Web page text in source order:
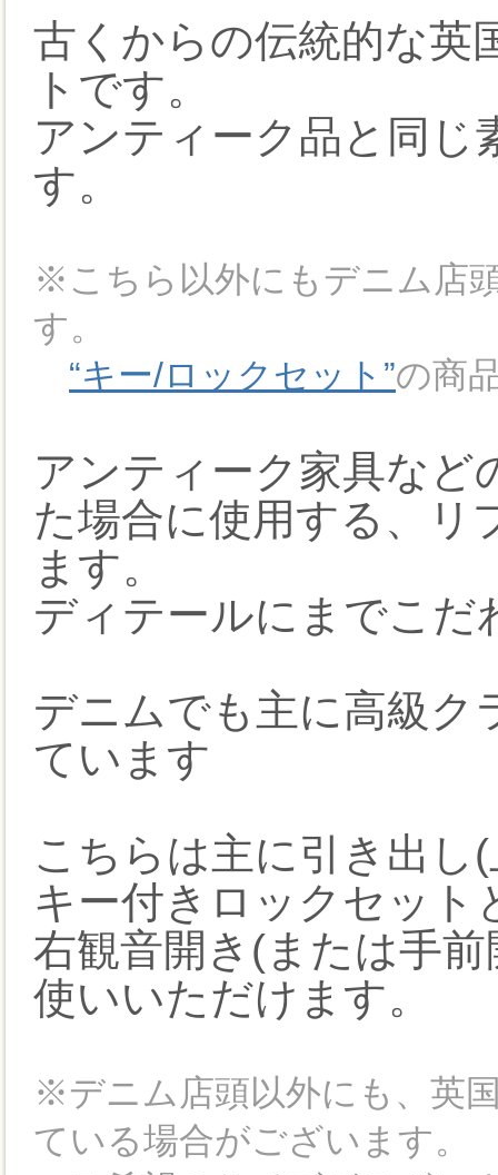
古くからの伝統的な英
トです。
アンティーク品と同じ
す。
※こちら以外にもデニム店
す。
“キー/ロックセット”の商
アンティーク家具など
た場合に使用する、リ
ます。
ディテールにまでこだ
デニムでも主に高級ク
ています
こちらは主に引き出し
キー付きロックセット
右観音開き(または手
使いいただけます。
※デニム店頭以外にも、英
ている場合がございます。